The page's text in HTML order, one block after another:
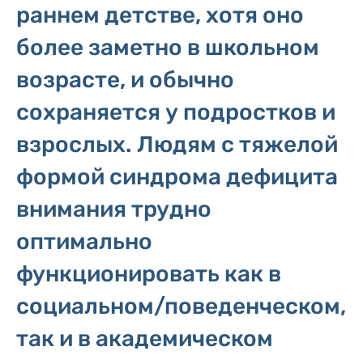
раннем детстве, хотя оно
более заметно в школьном
возрасте, и обычно
сохраняется у подростков и
взрослых. Людям с тяжелой
формой синдрома дефицита
внимания трудно
оптимально
функционировать как в
социальном/поведенческом,
так и в академическом